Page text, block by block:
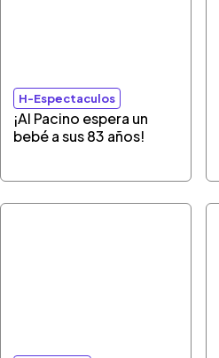
H-Espectaculos
¡Al Pacino espera un
bebé a sus 83 años!